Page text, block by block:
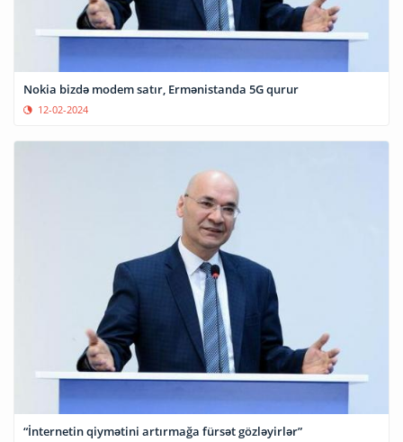
Nokia bizdə modem satır, Ermənistanda 5G qurur
12-02-2024
“İnternetin qiymətini artırmağa fürsət gözləyirlər”